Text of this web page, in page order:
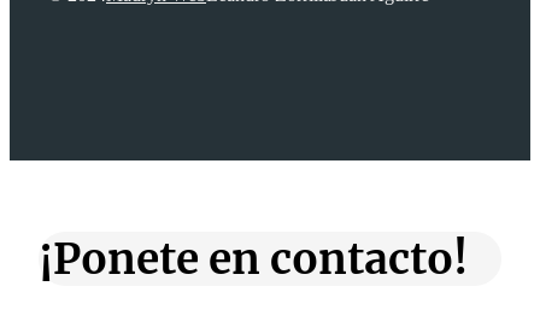
¡Ponete en contacto!